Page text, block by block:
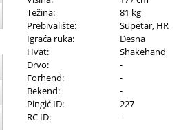
Težina:
81 kg
Prebivalište:
Supetar, HR
Igraća ruka:
Desna
Hvat:
Shakehand
Drvo:
-
Forhend:
-
Bekend:
-
Pingić ID:
227
RC ID:
-